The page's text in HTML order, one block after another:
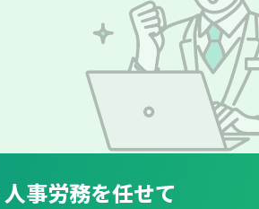
事労務を任せて